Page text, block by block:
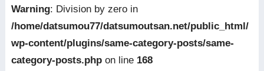
Warning: Division by zero in
/home/datsumou77/datsumoutsan.net/public_html/
wp-content/plugins/same-category-posts/same-
category-posts.phpon line 168